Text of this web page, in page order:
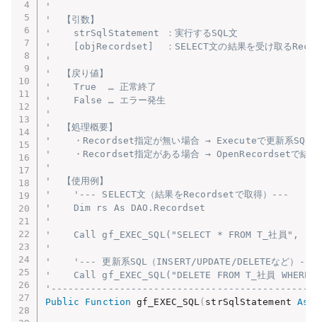
'
'  【引数】
'    strSqlStatement ：実行するSQL文
'    [objRecordset]  ：SELECT文の結果を受け取る
'
'  【戻り値】
'    True  … 正常終了
'    False … エラー発生
'
'  【処理概要】
'    ・Recordset指定が無い場合 → Executeで更新系SQL
'    ・Recordset指定がある場合 → OpenRecordsetで結果
'
'  【使用例】
'    '--- SELECT文（結果をRecordsetで取得）---
'    Dim rs As DAO.Recordset
'
'    Call gf_EXEC_SQL("SELECT * FROM T_社員",
'
'    '--- 更新系SQL（INSERT/UPDATE/DELETEなど）---
'    Call gf_EXEC_SQL("DELETE FROM T_社員
Public
Function gf_EXEC_SQL( strSqlStatement As